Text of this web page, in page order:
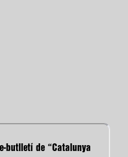
butlletí de “Catalunya